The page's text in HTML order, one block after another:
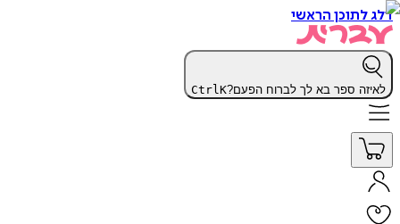
דלג לתוכן הראשי
לאיזה ספר בא לך לברוח הפעם? CtrlK